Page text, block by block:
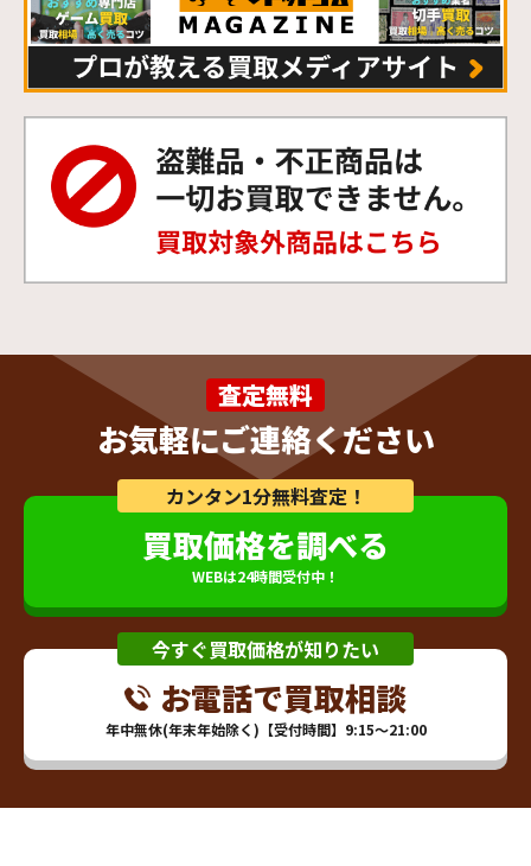
査定無料
お気軽にご連絡ください
カンタン1分無料査定！
買取価格を調べる
WEBは24時間受付中！
今すぐ買取価格が知りたい
お電話で買取相談
年中無休(年末年始除く)【受付時間】9:15～21:00